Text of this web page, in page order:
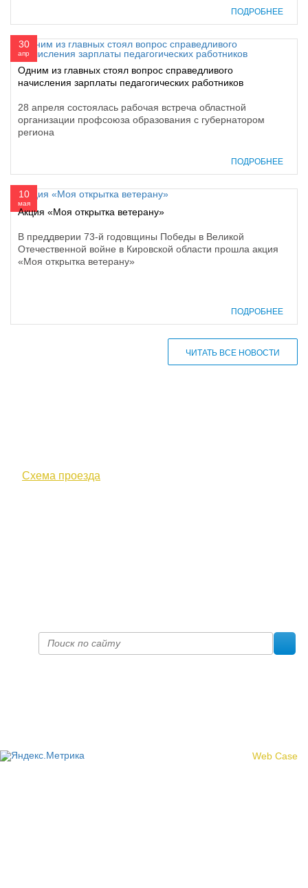
ПОДРОБНЕЕ
30
апр
Одним из главных стоял вопрос справедливого
начисления зарплаты педагогических работников
28 апреля состоялась рабочая встреча областной
организации профсоюза образования с губернатором
региона
ПОДРОБНЕЕ
10
мая
Акция «Моя открытка ветерану»
В преддверии 73-й годовщины Победы в Великой
Отечественной войне в Кировской области прошла акция
«Моя открытка ветерану»
ПОДРОБНЕЕ
ЧИТАТЬ ВСЕ НОВОСТИ
Схема проезда
Web Case